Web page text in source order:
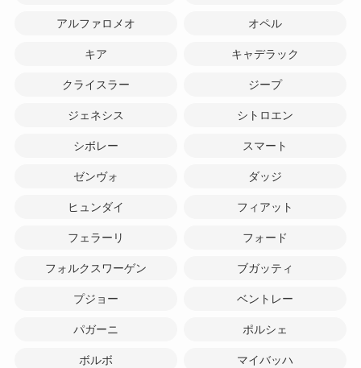
アルファロメオ オペル
キア キャデラック
クライスラー ジープ
ジェネシス シトロエン
シボレー スマート
ゼンヴォ ダッジ
ヒュンダイ フィアット
フェラーリ フォード
フォルクスワーゲン ブガッティ
プジョー ベントレー
パガーニ ポルシェ
ボルボ マイバッハ